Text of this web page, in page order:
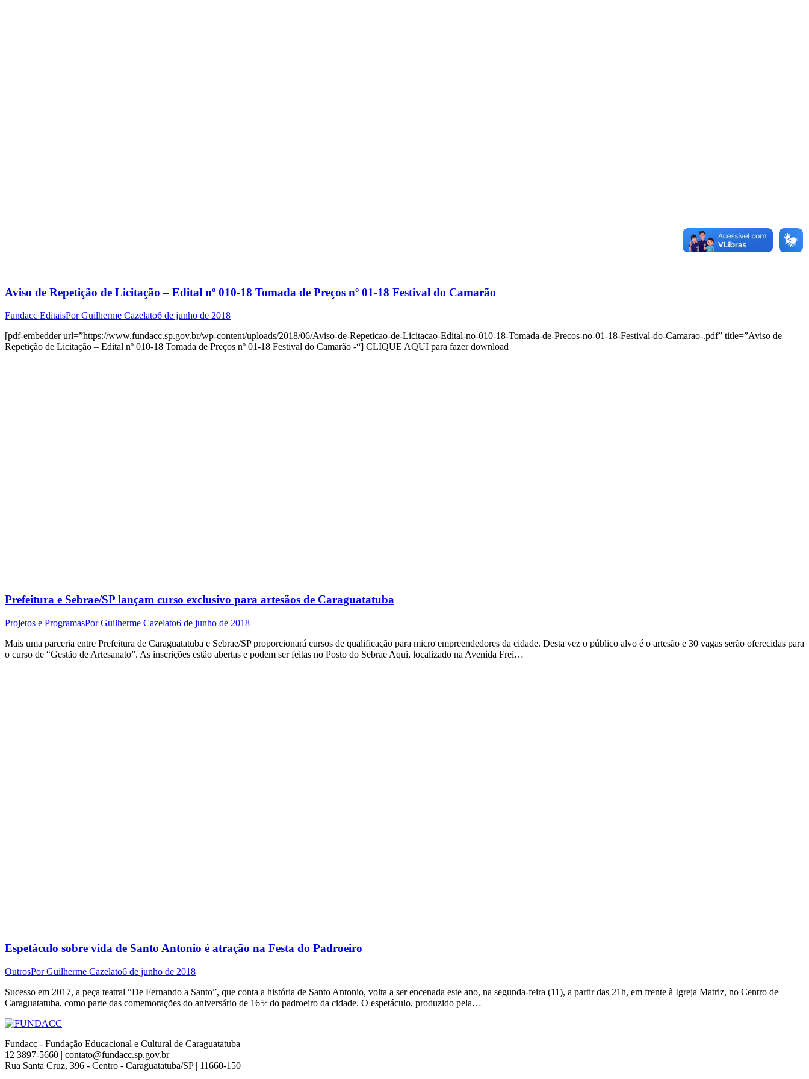
Aviso de Repetição de Licitação – Edital nº 010-18 Tomada de Preços nº 01-18 Festival do Camarão
Fundacc EditaisPorGuilherme Cazelato6 de junho de 2018
[pdf-embedder url=”https://www.fundacc.sp.gov.br/wp-content/uploads/2018/06/Aviso-de-Repeticao-de-Licitacao-Edital-no-010-18-Tomada-de-Precos-no-01-18-Festival-do-Camarao-.pdf” title=”Aviso de
Repetição de Licitação – Edital nº 010-18 Tomada de Preços nº 01-18 Festival do Camarão -“] CLIQUE AQUI para fazer download
Prefeitura e Sebrae/SP lançam curso exclusivo para artesãos de Caraguatatuba
Projetos e ProgramasPorGuilherme Cazelato6 de junho de 2018
Mais uma parceria entre Prefeitura de Caraguatatuba e Sebrae/SP proporcionará cursos de qualificação para micro empreendedores da cidade. Desta vez o público alvo é o artesão e 30 vagas serão oferecidas para
o curso de “Gestão de Artesanato”. As inscrições estão abertas e podem ser feitas no Posto do Sebrae Aqui, localizado na Avenida Frei…
Espetáculo sobre vida de Santo Antonio é atração na Festa do Padroeiro
OutrosPorGuilherme Cazelato6 de junho de 2018
Sucesso em 2017, a peça teatral “De Fernando a Santo”, que conta a história de Santo Antonio, volta a ser encenada este ano, na segunda-feira (11), a partir das 21h, em frente à Igreja Matriz, no Centro de
Caraguatatuba, como parte das comemorações do aniversário de 165ª do padroeiro da cidade. O espetáculo, produzido pela…
Fundacc - Fundação Educacional e Cultural de Caraguatatuba
12 3897-5660 | contato@fundacc.sp.gov.br
Rua Santa Cruz, 396 - Centro - Caraguatatuba/SP | 11660-150